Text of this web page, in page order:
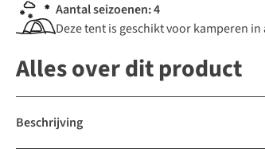
Aantal seizoenen: 4
Deze tent is geschikt voor kamperen in
Alles over dit product
Beschrijving